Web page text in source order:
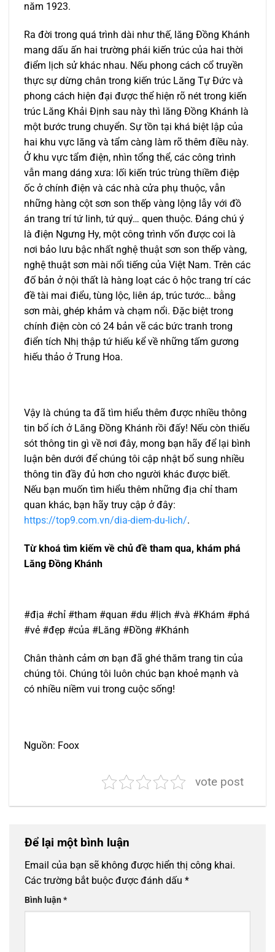
năm 1923.
Ra đời trong quá trình dài như thế, lăng Ðồng Khánh
mang dấu ấn hai trường phái kiến trúc của hai thời
điểm lịch sử khác nhau. Nếu phong cách cổ truyền
thực sự dừng chân trong kiến trúc Lăng Tự Đức và
phong cách hiện đại được thể hiện rõ nét trong kiến
trúc Lăng Khải Định sau này thì lăng Ðồng Khánh là
một bước trung chuyển. Sự tồn tại khá biệt lập của
hai khu vực lăng và tẩm càng làm rõ thêm điều này.
Ở khu vực tẩm điện, nhìn tổng thể, các công trình
vẫn mang dáng xưa: lối kiến trúc trùng thiềm điệp
ốc ở chính điện và các nhà cửa phụ thuộc, vẫn
những hàng cột sơn son thếp vàng lộng lẫy với đồ
án trang trí tứ linh, tứ quý… quen thuộc. Ðáng chú ý
là điện Ngưng Hy, một công trình vốn được coi là
nơi bảo lưu bậc nhất nghệ thuật sơn son thếp vàng,
nghệ thuật sơn mài nổi tiếng của Việt Nam. Trên các
đố bản ở nội thất là hàng loạt các ô hộc trang trí các
đề tài mai điểu, tùng lộc, liên áp, trúc tước… bằng
sơn mài, ghép khảm và chạm nổi. Ðặc biệt trong
chính điện còn có 24 bản vẽ các bức tranh trong
điển tích Nhị thập tứ hiếu kể về những tấm gương
hiếu thảo ở Trung Hoa.
Vậy là chúng ta đã tìm hiểu thêm được nhiều thông
tin bổ ích ở Lăng Đồng Khánh rồi đấy! Nếu còn thiếu
sót thông tin gì về nơi đây, mong bạn hãy để lại bình
luận bên dưới để chúng tôi cập nhật bổ sung nhiều
thông tin đầy đủ hơn cho người khác được biết.
Nếu bạn muốn tìm hiểu thêm những địa chỉ tham
quan khác, bạn hãy truy cập ở đây:
https://top9.com.vn/dia-diem-du-lich/.
Từ khoá tìm kiếm về chủ đề tham qua, khám phá
Lăng Đồng Khánh
#địa #chỉ #tham #quan #du #lịch #và #Khám #phá
#vẻ #đẹp #của #Lăng #Đồng #Khánh
Chân thành cảm ơn bạn đã ghé thăm trang tin của
chúng tôi. Chúng tôi luôn chúc bạn khoẻ mạnh và
có nhiều niềm vui trong cuộc sống!
Nguồn: Foox
vote post
Để lại một bình luận
Email của bạn sẽ không được hiển thị công khai.
Các trường bắt buộc được đánh dấu *
Bình luận*